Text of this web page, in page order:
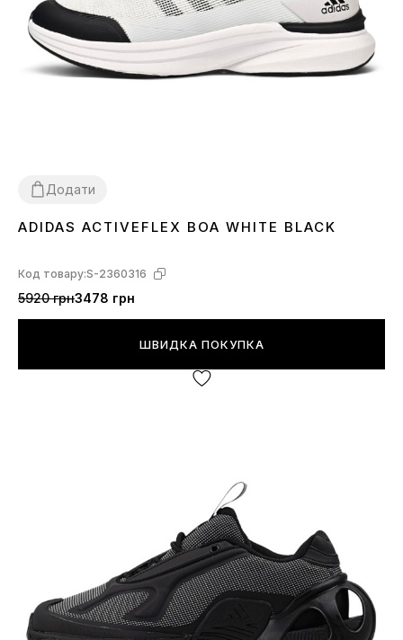
Додати
41 424344
ADIDAS ACTIVEFLEX BOA WHITE BLACK
Код товару:S-2360316
5920 грн3478 грн
ШВИДКА ПОКУПКА